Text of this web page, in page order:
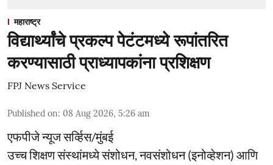
महाराष्ट्र
विद्यार्थ्यांचे प्रकल्प पेटंटमध्ये रूपांतरित
करण्यासाठी प्राध्यापकांना प्रशिक्षण
FPJ News Service
Published on: 08 Aug 2026, 5:26 am
एफपीजे न्यूज सर्व्हिस/मुंबई
उच्च शिक्षण संस्थांमध्ये संशोधन, नवसंशोधन (इनोव्हेशन) आणि